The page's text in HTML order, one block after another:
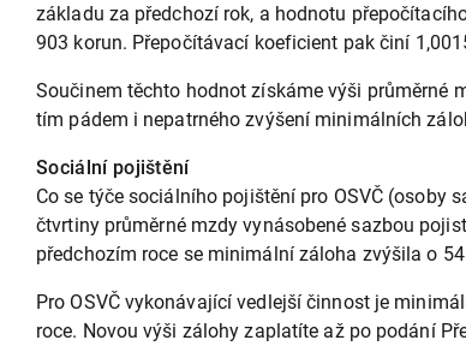
základu za předchozí rok, a hodnotu
903 korun. Přepočítávací koeficient pak činí
Součinem těchto hodnot získáme výši průměrné
tím pádem i nepatrného zvýšení minimálních
Sociální pojištění
Co se týče sociálního pojištění pro OSVČ (osoby
čtvrtiny průměrné mzdy vynásobené sazbou
předchozím roce se minimální záloha zvýšila o
Pro OSVČ vykonávající vedlejší činnost je
roce. Novou výši zálohy zaplatíte až po podání